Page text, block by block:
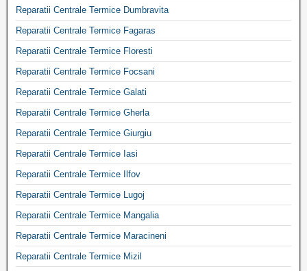
Reparatii Centrale Termice Dumbravita
Reparatii Centrale Termice Fagaras
Reparatii Centrale Termice Floresti
Reparatii Centrale Termice Focsani
Reparatii Centrale Termice Galati
Reparatii Centrale Termice Gherla
Reparatii Centrale Termice Giurgiu
Reparatii Centrale Termice Iasi
Reparatii Centrale Termice Ilfov
Reparatii Centrale Termice Lugoj
Reparatii Centrale Termice Mangalia
Reparatii Centrale Termice Maracineni
Reparatii Centrale Termice Mizil